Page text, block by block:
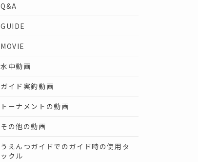
Q&A
GUIDE
MOVIE
水中動画
ガイド実釣動画
トーナメントの動画
その他の動画
うえんつガイドでのガイド時の使用タ
ックル